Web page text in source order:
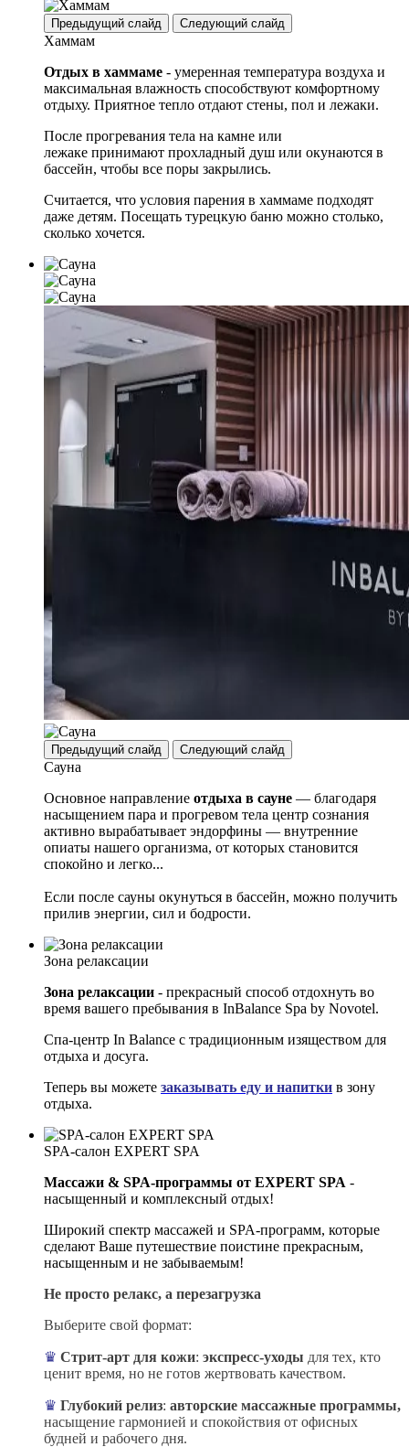
Предыдущий слайд Следующий слайд
Хаммам
Отдых в хаммаме - умеренная температура воздуха и
максимальная влажность способствуют комфортному
отдыху. Приятное тепло отдают стены, пол и лежаки.
После прогревания тела на камне или
лежаке принимают прохладный душ или окунаются в
бассейн, чтобы все поры закрылись.
Считается, что условия парения в хаммаме подходят
даже детям. Посещать турецкую баню можно столько,
сколько хочется.
Предыдущий слайд Следующий слайд
Сауна
Основное направление отдыха в сауне — благодаря
насыщением пара и прогревом тела центр сознания
активно вырабатывает эндорфины — внутренние
опиаты нашего организма, от которых становится
спокойно и легко...
Если после сауны окунуться в бассейн, можно получить
прилив энергии, сил и бодрости.
Зона релаксации
Зона релаксации - прекрасный способ отдохнуть во
время вашего пребывания в InBalance Spa by Novotel.
Спа-центр In Balance с традиционным изяществом для
отдыха и досуга.
Теперь вы можете заказывать еду и напитки в зону
отдыха.
SPA-салон EXPERT SPA
Массажи & SPA-программы от EXPERT SPA -
насыщенный и комплексный отдых!
Широкий спектр массажей и SPA-программ, которые
сделают Ваше путешествие поистине прекрасным,
насыщенным и не забываемым!
Не просто релакс, а перезагрузка
Выберите свой формат:
♛ Стрит-арт для кожи: экспресс-уходы для тех, кто
ценит время, но не готов жертвовать качеством.
♛ Глубокий релиз: авторские массажные программы,
насыщение гармонией и спокойствия от офисных
будней и рабочего дня.